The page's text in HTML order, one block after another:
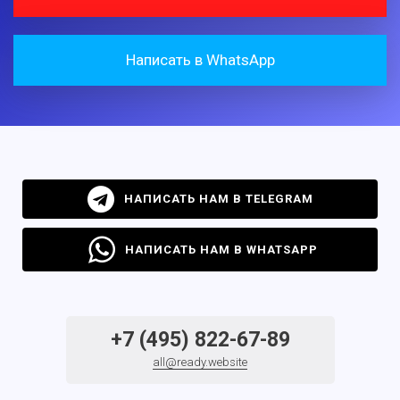
Написать в WhatsApp
НАПИСАТЬ НАМ В TELEGRAM
НАПИСАТЬ НАМ В WHATSAPP
+7 (495) 822-67-89
all@ready.website